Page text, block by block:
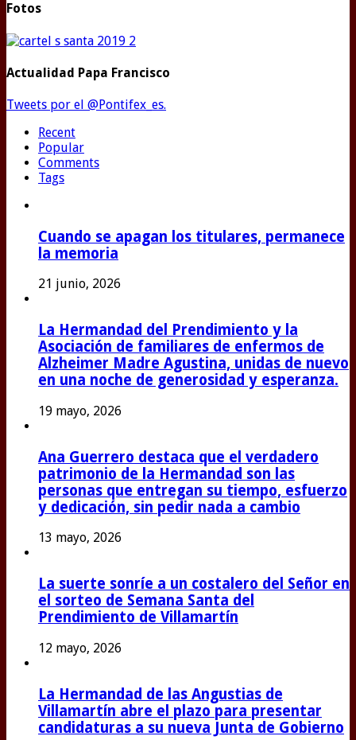
Fotos
Actualidad Papa Francisco
Tweets por el @Pontifex_es.
Recent
Popular
Comments
Tags
Cuando se apagan los titulares, permanece
la memoria
21 junio, 2026
La Hermandad del Prendimiento y la
Asociación de familiares de enfermos de
Alzheimer Madre Agustina, unidas de nuevo
en una noche de generosidad y esperanza.
19 mayo, 2026
Ana Guerrero destaca que el verdadero
patrimonio de la Hermandad son las
personas que entregan su tiempo, esfuerzo
y dedicación, sin pedir nada a cambio
13 mayo, 2026
La suerte sonríe a un costalero del Señor en
el sorteo de Semana Santa del
Prendimiento de Villamartín
12 mayo, 2026
La Hermandad de las Angustias de
Villamartín abre el plazo para presentar
candidaturas a su nueva Junta de Gobierno